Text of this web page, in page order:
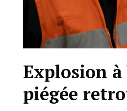
Explosion
piégée